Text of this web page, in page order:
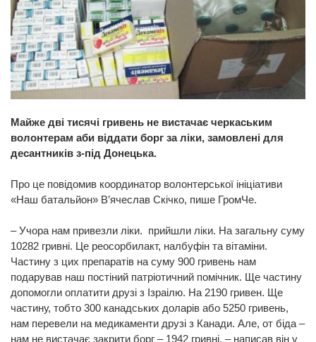
Майже дві тисячі гривень не вистачає черкаським
волонтерам аби віддати борг за ліки, замовлені для
десантників з-під Донецька.
Про це повідомив координатор волонтерської ініціативи
«Наш батальйон» В’ячеслав Скічко, пише ГромЧе.
– Учора нам привезли ліки. прийшли ліки. На загальну суму
10282 гривні. Це реосорбилакт, налбуфін та вітаміни.
Частину з цих препаратів на суму 900 гривень нам
подарував наш постіний патріотичний помічник. Ще частину
допомогли оплатити друзі з Ізраілю. На 2190 гривен. Ще
частину, тобто 300 канадських доларів або 5250 гривень,
нам перевели на медикаменти друзі з Канади. Але, от біда –
нам не вистачає закрити борг – 1942 гривні, – написав він у